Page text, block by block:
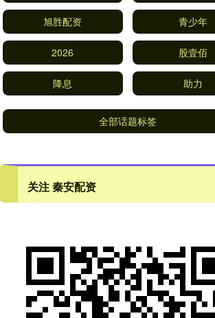
旭胜配资 青少年
2026 股壹佰
降息 助力
全部话题标签
关注 秦安配资